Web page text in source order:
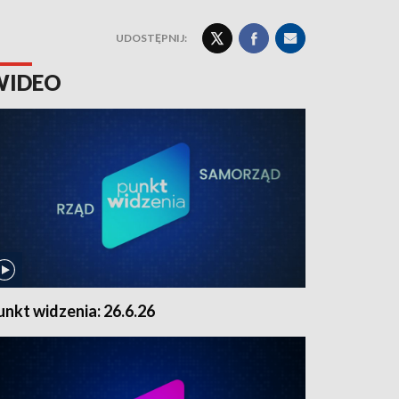
UDOSTĘPNIJ:
widzenia: 26.6.26